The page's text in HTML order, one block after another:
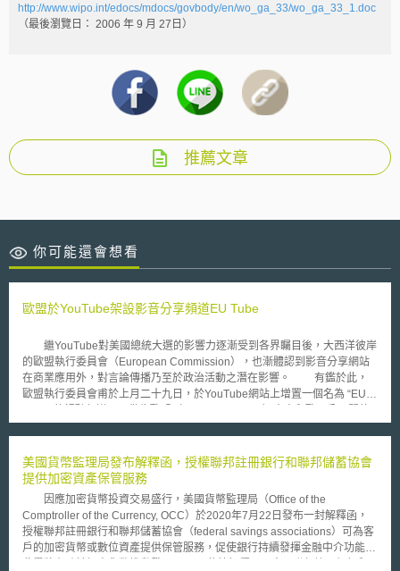
http://www.wipo.int/edocs/mdocs/govbody/en/wo_ga_33/wo_ga_33_1.doc
（最後瀏覽日： 2006 年 9 月 27 日）
推薦文章
你可能還會想看
歐盟於YouTube架設影音分享頻道EU Tube
繼YouTube對美國總統大選的影響力逐漸受到各界矚目後，大西洋彼岸
的歐盟執行委員會（European Commission），也漸體認到影音分享網站
在商業應用外，對言論傳播乃至於政治活動之潛在影響。 有鑑於此，
歐盟執行委員會甫於上月二十九日，於YouTube網站上增置一個名為 “EU
溝通渠道。 關於此種利用線上影音分享網站作為政府資訊傳播和政策
與YouTube簽訂的頻道協議，乃是非專屬的協定。換言之，歐盟執行委員會
仍可同時與其他網站或媒體簽訂類似之服務協議。其次，EU Tube之內容亦
不僅限於硬性的政策或行動討論，而包含了從氣候變遷、能源議題到移民等
各種公民相關事項，甚至有內容大膽的 ”Film Lovers Will Love This!” 的前
衛影片。更有甚之，使用者對於不同影音檔點擊觀看次數（有數百萬人次與
僅一千人次的差異）的資訊，也可作為日後進一步分析利用的原始資料。不
過，雖然歐盟極力推動其內部之語言多樣性，目前既有的影片仍以英文為
美國貨幣監理局發布解釋函，授權聯邦註冊銀行和聯邦儲蓄協會
提供加密資產保管服務
因應加密貨幣投資交易盛行，美國貨幣監理局（Office of the
Comptroller of the Currency, OCC）於2020年7月22日發布一封解釋函，
授權聯邦註冊銀行和聯邦儲蓄協會（federal savings associations）可為客
戶的加密貨幣或數位資產提供保管服務，促使銀行持續發揮金融中介功能。